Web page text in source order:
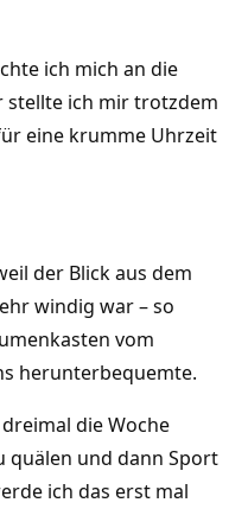
ich mich an die
stellte ich mir trotzdem
eine krumme Uhrzeit
der Blick aus dem
windig war – so
vom
herunterbequemte.
die Woche
quälen und dann Sport
ich das erst mal